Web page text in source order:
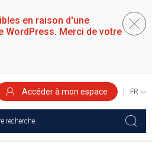
en raison d'une
WordPress. Merci de votre
Accéder à mon espace
YOUR